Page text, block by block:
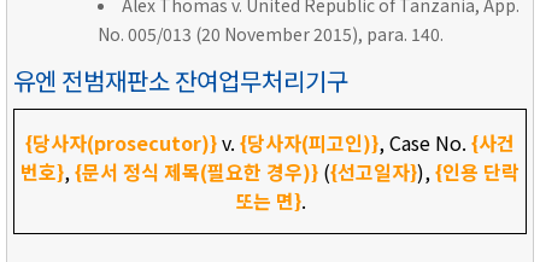
Alex Thomas v. United Republic of Tanzania, App.
No. 005/013 (20 November 2015), para. 140.
유엔 전범재판소 잔여업무처리기구
{당사자(prosecutor)}v. {당사자(피고인)}, Case No. {사건
번호},{문서 정식 제목(필요한 경우)} ({선고일자}),{인용 단락
또는 면}.